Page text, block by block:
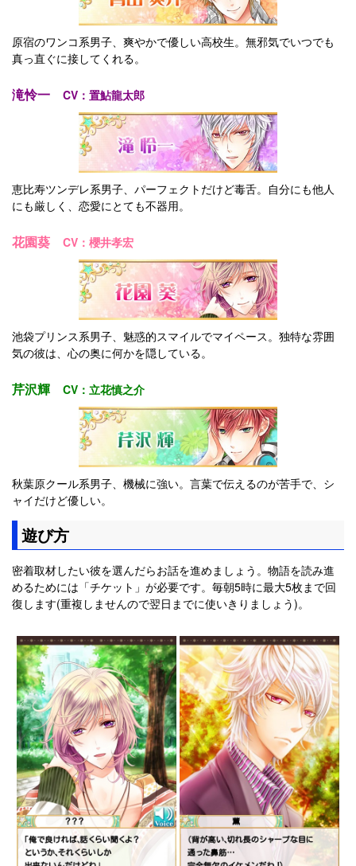
原宿のワンコ系男子、爽やかで優しい高校生。無邪気でいつでも
真っ直ぐに接してくれる。
滝怜一 CV：置鮎龍太郎
恵比寿ツンデレ系男子、パーフェクトだけど毒舌。自分にも他人
にも厳しく、恋愛にとても不器用。
花園葵 CV：櫻井孝宏
池袋プリンス系男子、魅惑的スマイルでマイペース。独特な雰囲
気の彼は、心の奥に何かを隠している。
芹沢輝 CV：立花慎之介
秋葉原クール系男子、機械に強い。言葉で伝えるのが苦手で、シ
ャイだけど優しい。
遊び方
密着取材したい彼を選んだらお話を進めましょう。物語を読み進
めるためには「チケット」が必要です。毎朝5時に最大5枚まで回
復します(重複しませんので翌日までに使いきりましょう)。